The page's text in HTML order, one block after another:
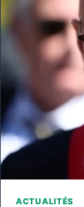
ACTUALITÉS